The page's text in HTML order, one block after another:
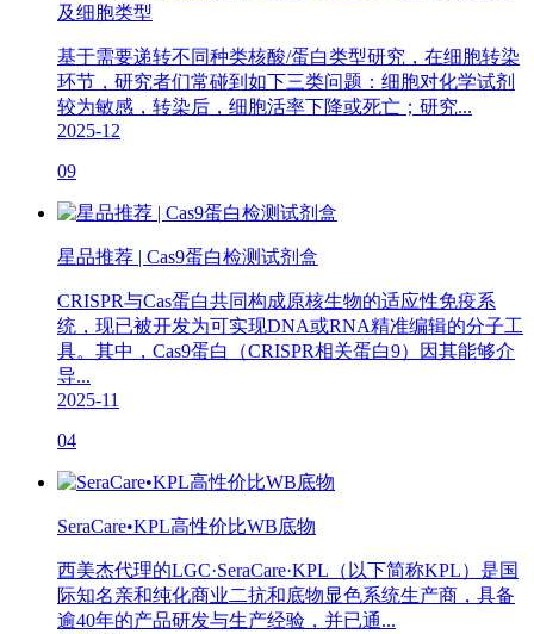
及细胞类型
基于需要递转不同种类核酸/蛋白类型研究，在细胞转染
环节，研究者们常碰到如下三类问题：细胞对化学试剂
较为敏感，转染后，细胞活率下降或死亡；研究...
2025-12
09
星品推荐 | Cas9蛋白检测试剂盒
CRISPR与Cas蛋白共同构成原核生物的适应性免疫系
统，现已被开发为可实现DNA或RNA精准编辑的分子工
具。其中，Cas9蛋白（CRISPR相关蛋白9）因其能够介
导...
2025-11
04
SeraCare•KPL高性价比WB底物
西美杰代理的LGC·SeraCare·KPL（以下简称KPL）是国
际知名亲和纯化商业二抗和底物显色系统生产商，具备
逾40年的产品研发与生产经验，并已通...